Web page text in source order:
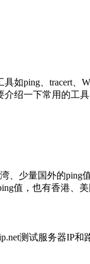
如ping、tracert、
绍一下常用的工具
、少量国外的ping
值，也有香港、
测试服务器IP和